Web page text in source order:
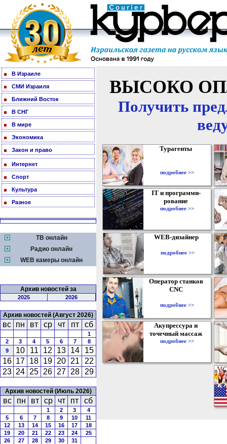
В Израиле
СМИ Израиля
Ближний Восток
В СНГ
В мире
Экономика
Закон и право
Интернет
Спорт
Культура
Разное
ТВ онлайн
Радио онлайн
WEB камеры онлайн
Архив новостей за
2025 2026
Архив новостей (Август 2026)
вс пн вт ср чт пт сб
1
2
3 4 5 6 7
8
9
10 11 12 13 14
15
16 17 18 19 20 21
22
23 24 25 26 27 28 29
Архив новостей (Июль 2026)
вс пн вт ср чт пт сб
1 2 3
4
5
6 7 8 9 10
11
12
13 14 15 16 17
18
19
20 21 22 23 24
25
26
27 28 29 30 31
ВЫСОКО
Получить
Турагенты
подробнее >>
IT и программи-
рование
подробнее >>
WEB-дизайнер
подробнее >>
Оператор станков
CNC
подробнее >>
Акупрессура и
точечный массаж
подробнее >>